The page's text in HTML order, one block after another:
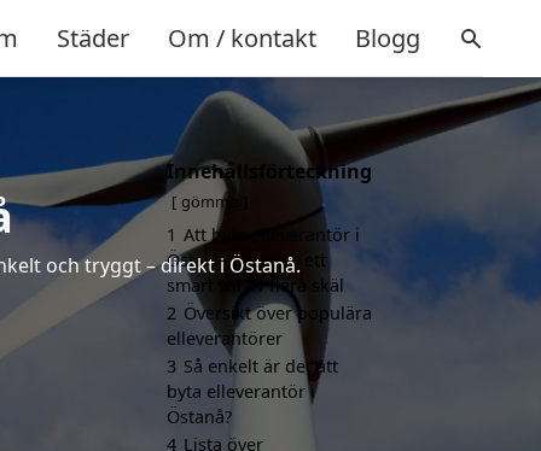
Städer Om / kontakt Blogg
och tryggt – direkt i Östanå.
Innehållsförteckning
gömma
1 Att byta elleverantör i
Östanå kan vara ett
smart val av flera skäl
2 Översikt över populära
elleverantörer
3 Så enkelt är det att
byta elleverantör i
Östanå?
4 Lista över